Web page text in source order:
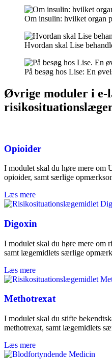
Om insulin: hvilket organ
Hvordan skal Lise
På besøg hos Lise: En
Øvrige moduler i e-
Opioider
I modulet skal du høre mere
opioider, samt særlige
Læs mere
Digoxin
I modulet skal du høre mere om
samt lægemidlets særlige
Læs mere
Methotrexat
I modulet skal du stifte
methotrexat, samt lægemidlets
Læs mere